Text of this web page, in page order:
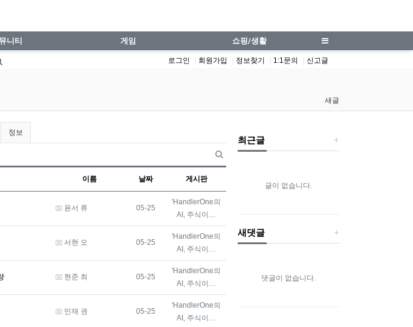
니티 게임 쇼핑/생활
로그인 회원가입 정보찾기 1:1문의 신고글
새글
정보
새글 검색
이름 날짜 게시판
등록자
윤서 류 등록일
05-25
'HandlerOne의
AI, 주식이…
등록자
서현 오 등록일
05-25
'HandlerOne의
AI, 주식이…
등록자
현준 최 등록일
05-25
'HandlerOne의
AI, 주식이…
등록자
민재 권 등록일
05-25
'HandlerOne의
AI, 주식이…
최근글
글이 없습니다.
새댓글
댓글이 없습니다.